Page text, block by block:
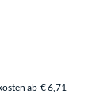
ab € 6,71